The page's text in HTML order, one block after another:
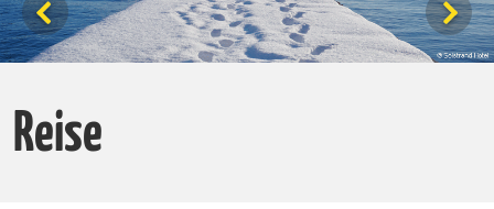
Reise